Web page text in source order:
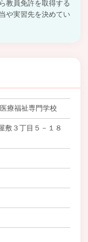
教員免許を取得する
や実習先を決めてい
療福祉専門学校
敷３丁目５－１８